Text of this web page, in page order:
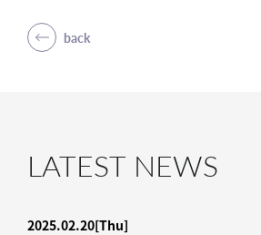
back
LATEST NEWS
2025.02.20[Thu]